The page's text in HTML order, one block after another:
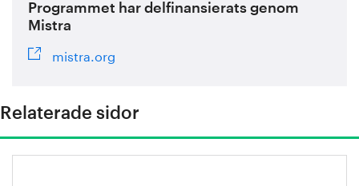
Programmet har delfinansierats genom
Mistra
mistra.org
Relaterade sidor